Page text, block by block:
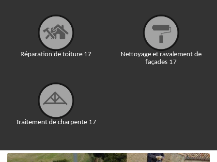
Réparation de toiture 17
Traitement de charpente 17
Nettoyage et ravalement de
façades 17